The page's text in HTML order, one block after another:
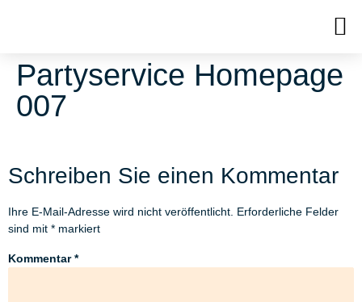
Partyservice Homepage
007
Schreiben Sie einen Kommentar
Ihre E-Mail-Adresse wird nicht veröffentlicht. Erforderliche Felder
sind mit * markiert
Kommentar*